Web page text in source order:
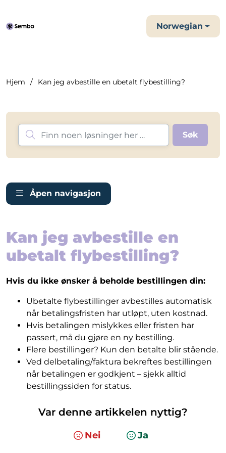
Norwegian
Hjem Kan jeg avbestille en ubetalt flybestilling?
Åpen navigasjon
Kan jeg avbestille en
ubetalt flybestilling?
Hvis du ikke ønsker å beholde bestillingen din:
Ubetalte flybestillinger avbestilles automatisk
når betalingsfristen har utløpt, uten kostnad.
Hvis betalingen mislykkes eller fristen har
passert, må du gjøre en ny bestilling.
Flere bestillinger? Kun den betalte blir stående.
Ved delbetaling/faktura bekreftes bestillingen
når betalingen er godkjent – sjekk alltid
bestillingssiden for status.
Var denne artikkelen nyttig?
Nei Ja